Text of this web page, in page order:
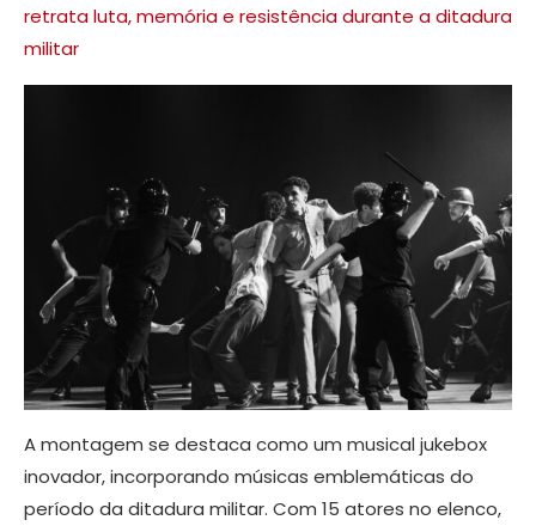
retrata luta, memória e resistência durante a ditadura
militar
A montagem se destaca como um musical jukebox
inovador, incorporando músicas emblemáticas do
período da ditadura militar. Com 15 atores no elenco,